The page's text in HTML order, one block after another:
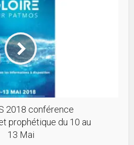
2018 conférence
prophétique du 10 au
13 Mai